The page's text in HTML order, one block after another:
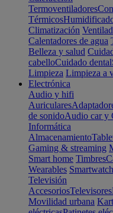
Termoventiladores
Térmicos
Climatización
Calentadores de agua
Belleza y salud
cabelloCuidado dental
Limpieza Limpieza a
Electrónica
Audio y hifi
Auriculares
de sonidoAudio car y
Informática
Almacenamiento
Gaming & streaming
Smart home Timbres
Wearables
Televisión
AccesoriosTelevisores
Movilidad urbana